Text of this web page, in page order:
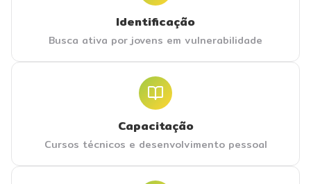
Identificação
Busca ativa por jovens em vulnerabilidade
Capacitação
Cursos técnicos e desenvolvimento pessoal